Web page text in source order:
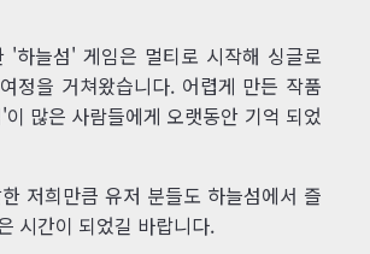
'하늘섬' 게임은 멀티로 시작해 싱글로
정을 거쳐왔습니다. 어렵게 만든 작품
많은 사람들에게 오랫동안 기억 되었
저희만큼 유저 분들도 하늘섬에서 즐
시간이 되었길 바랍니다.